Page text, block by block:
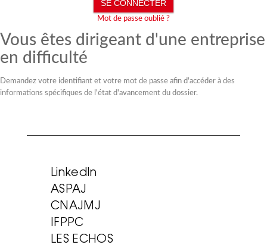
Mot de passe oublié ?
Vous êtes dirigeant d'une entreprise
en difficulté
Demandez votre identifiant et votre mot de passe afin d'accéder à des
informations spécifiques de l'état d'avancement du dossier.
LinkedIn
ASPAJ
CNAJMJ
IFPPC
LES ECHOS